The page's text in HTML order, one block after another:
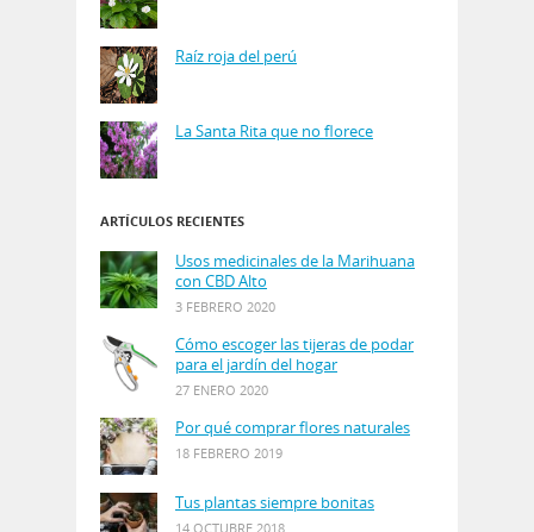
Raíz roja del perú
La Santa Rita que no florece
ARTÍCULOS RECIENTES
Usos medicinales de la Marihuana
con CBD Alto
3 FEBRERO 2020
Cómo escoger las tijeras de podar
para el jardín del hogar
27 ENERO 2020
Por qué comprar flores naturales
18 FEBRERO 2019
Tus plantas siempre bonitas
14 OCTUBRE 2018